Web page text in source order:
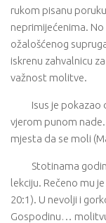
rukom pisanu
neprimijećenima.
ožalošćenog
iskrenu zahvalnicu
važnost molitve.
Isus je
vjerom punom
mjesta da se moli
Stotinama
lekciju. Rečeno mu
20:1). U nevolji i
Gospodinu…